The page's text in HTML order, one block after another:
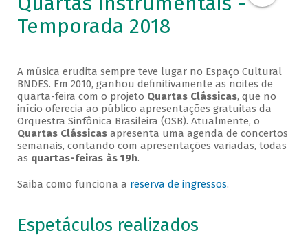
Temporada 2018
A música erudita sempre teve lugar no Espaço Cultural
BNDES. Em 2010, ganhou definitivamente as noites de
quarta-feira com o projeto Quartas Clássicas, que no
início oferecia ao público apresentações gratuitas da
Orquestra Sinfônica Brasileira (OSB). Atualmente, o
Quartas Clássicasapresenta uma agenda de concertos
semanais, contando com apresentações variadas, todas
as quartas-feiras às 19h.
Saiba como funciona a reserva de ingressos.
Espetáculos realizados